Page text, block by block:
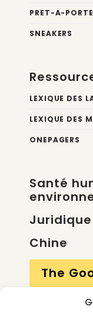
PRET-A-
SNEAKERS
LEXIQUE DES
LEXIQUE DES
ONEPAGERS
Santé
Juridique
Chine
The